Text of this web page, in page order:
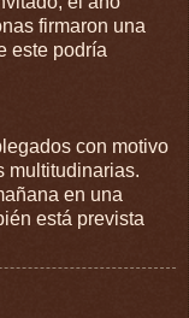
firmaron una
este podría
con motivo
multitudinarias.
en una
está prevista